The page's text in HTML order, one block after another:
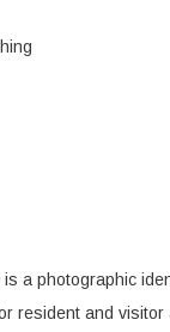
is a photographic
resident and